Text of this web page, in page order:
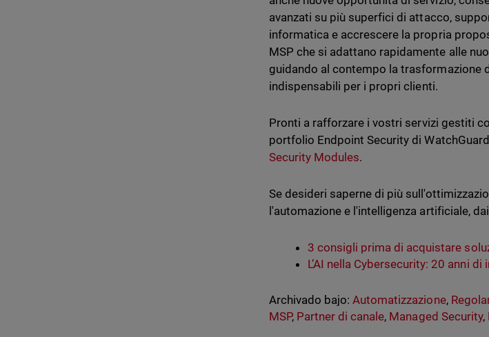
avanzati su più superfici di attacco,
informatica e accrescere la propria
MSP che si adattano rapidamente alle
guidando al contempo la trasformazione
indispensabili per i propri clienti.
Pronti a rafforzare i vostri servizi gestiti
portfolio Endpoint Security di
Security Modules.
Se desideri saperne di più
l'automazione e l'intelligenza artificiale,
3 consigli prima di acquistare
L’AI nella Cybersecurity: 20 anni di
Archivado bajo: Automatizzazione,
MSP, Partner di canale, Managed Security,